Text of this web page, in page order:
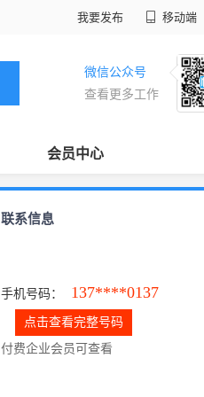
我要发布 移动端
微信公众号
查看更多工作
会员中心
联系信息
手机号码： 137****0137
点击查看完整号码
付费企业会员可查看